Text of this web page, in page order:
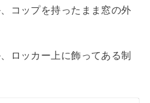
コップを持ったまま窓の外
ロッカー上に飾ってある制